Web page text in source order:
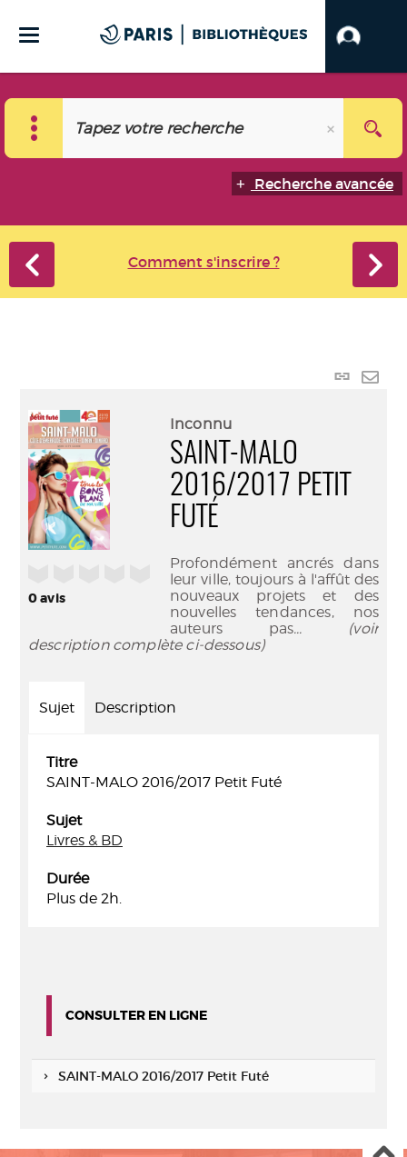
Recherche avancée
Comment s'inscrire ?
Lien
0avis
Inconnu
SAINT-MALO
2016/2017 PETIT
FUTÉ
Profondément ancrés dans
leur ville, toujours à l'affût des
nouveaux projets et des
nouvelles tendances, nos
auteurs pas... (voir
description complète ci-dessous)
Sujet Description
Titre
SAINT-MALO 2016/2017 Petit Futé
Sujet
Livres & BD
Durée
Plus de 2h.
CONSULTER EN LIGNE
SAINT-MALO 2016/2017 Petit Futé